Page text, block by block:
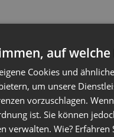
auf
Cookies und
um unsere
vorzuschlagen.
ist. Sie können
verwalten. Wie? Erfahren